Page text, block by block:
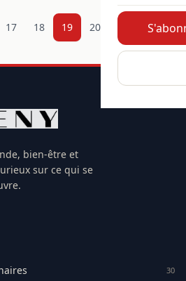
17 18 19 20
bien-être et
sur ce qui se
30